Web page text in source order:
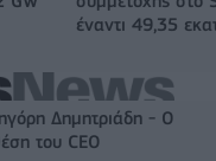
έναντι 49,35
Δημητριάδη - Ο
του CEO